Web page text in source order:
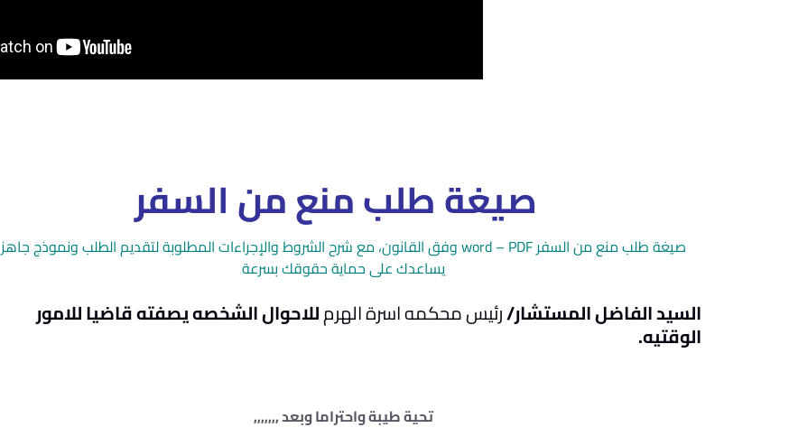
صيغة طلب منع من السفر
صيغة طلب منع من السفر word – PDF وفق القانون، مع شرح الشروط والإجراءات المطلوبة لتقديم الطلب ونموذج جاهز
يساعدك على حماية حقوقك بسرعة
السيد الفاضل المستشار/رئيس محكمه اسرة الهرمللاحوال الشخصه يصفته قاضيا للامور
الوقتيه.
تحية طيبة واحتراما وبعد ,,,,,,,